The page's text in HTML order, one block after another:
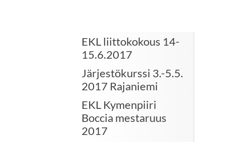
EKL liittokokous 14-
15.6.2017
Järjestökurssi 3.-5.5.
2017 Rajaniemi
EKL Kymenpiiri
Boccia mestaruus
2017